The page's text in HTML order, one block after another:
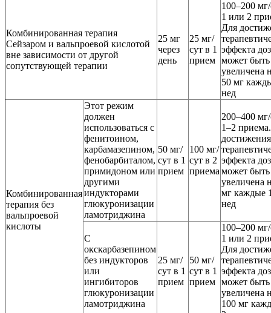
Комбинированная терапия
Сейзаром и вальпроевой кислотой
вне зависимости от другой
сопутствующей терапии
25 мг
через
день
25 мг/
сут в 1
прием
100–200
1 или 2
Для
эффекта
может быть
увеличена
50 мг
нед
Комбинированная
терапия без
вальпроевой
кислоты
Этот режим
должен
использоваться с
фенитоином,
карбамазепином,
фенобарбиталом,
примидоном или
другими
индукторами
глюкуронизации
ламотриджина
50 мг/
сут в 1
прием
100 мг/
сут в 2
приема
200–400
1–2
достижения
эффекта
может быть
увеличена
мг каждые
нед
С
окскарбазепином
без индукторов
или
ингибиторов
глюкуронизации
ламотриджина
25 мг/
сут в 1
прием
50 мг/
сут в 1
прием
100–200
1 или 2
Для
эффекта
может быть
увеличена
100 мг